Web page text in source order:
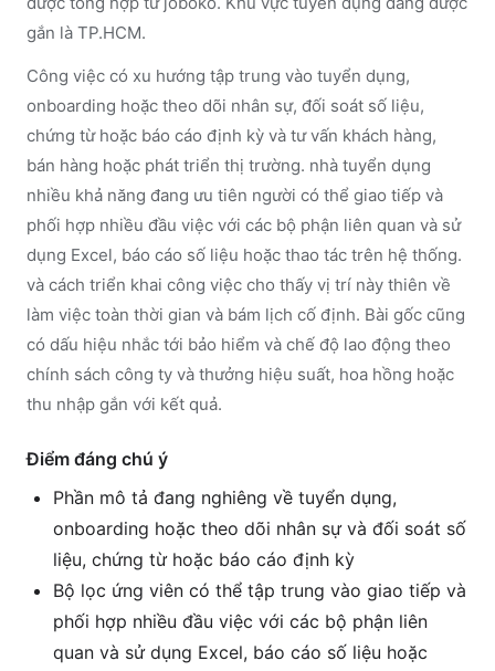
gắn là TP.HCM.
Công việc có xu hướng tập trung vào tuyển dụng,
onboarding hoặc theo dõi nhân sự, đối soát số liệu,
chứng từ hoặc báo cáo định kỳ và tư vấn khách hàng,
bán hàng hoặc phát triển thị trường. nhà tuyển dụng
nhiều khả năng đang ưu tiên người có thể giao tiếp và
phối hợp nhiều đầu việc với các bộ phận liên quan và sử
dụng Excel, báo cáo số liệu hoặc thao tác trên hệ thống.
và cách triển khai công việc cho thấy vị trí này thiên về
làm việc toàn thời gian và bám lịch cố định. Bài gốc cũng
có dấu hiệu nhắc tới bảo hiểm và chế độ lao động theo
chính sách công ty và thưởng hiệu suất, hoa hồng hoặc
thu nhập gắn với kết quả.
Điểm đáng chú ý
Phần mô tả đang nghiêng về tuyển dụng,
onboarding hoặc theo dõi nhân sự và đối soát số
liệu, chứng từ hoặc báo cáo định kỳ
Bộ lọc ứng viên có thể tập trung vào giao tiếp và
phối hợp nhiều đầu việc với các bộ phận liên
quan và sử dụng Excel, báo cáo số liệu hoặc